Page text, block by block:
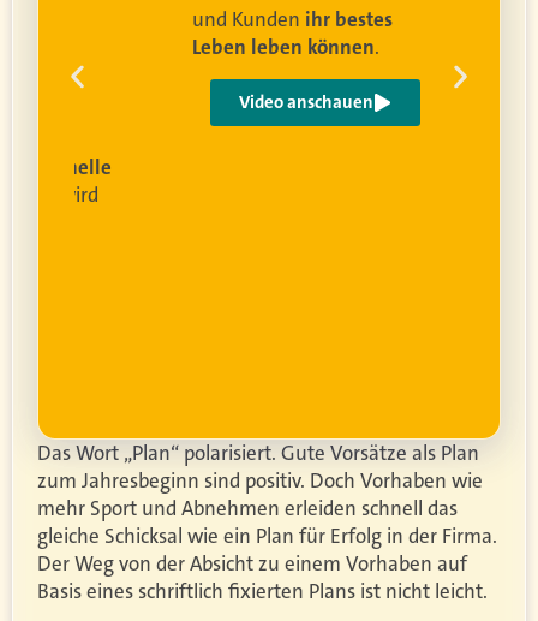
wird
und Kunden ihr bestes
Leben leben können.
Video anschauen
Das Wort „Plan“ polarisiert. Gute Vorsätze als Plan
zum Jahresbeginn sind positiv. Doch Vorhaben wie
mehr Sport und Abnehmen erleiden schnell das
gleiche Schicksal wie ein Plan für Erfolg in der Firma.
Der Weg von der Absicht zu einem Vorhaben auf
Basis eines schriftlich fixierten Plans ist nicht leicht.